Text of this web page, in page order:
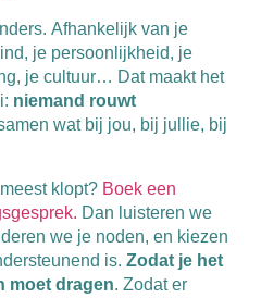
Afhankelijk van je
je persoonlijkheid, je
je cultuur… Dat maakt het
niemand rouwt
wat bij jou, bij jullie, bij
klopt? Boek een
Dan luisteren we
we je noden, en kiezen
is. Zodat je het
moet dragen. Zodat er